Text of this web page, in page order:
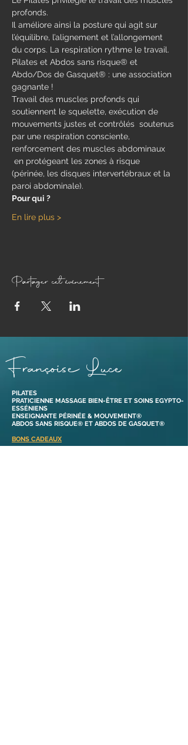
profonds.
Il améliore ainsi la posture qui agit sur
l’équilibre, l’alignement et l’allongement
du corps. La respiration rythme le travail.
Pilates et Abdos sans risque® et
Abdo/Dos de Gasquet® : une association
gagnante !
Travail des muscles profonds qui
soutiennent le squelette, exécution de
mouvements justes et contrôlés  soutenus
par une respiration consciente,
renforcement des muscles abdominaux
en protégeant les zones à risque
(périnée, les disques intervertébraux et la
paroi abdominale).
Pour qui ?
En lire plus >
Partager cet événement
Françoise Luce
PILATES
PRATICIENNE MASSAGE BIEN-ÊTRE ET SOINS EGYPTO-
ESSÉNIENS
ENSEIGNANTE PÉRINÉE & MOUVEMENT®
ABDOS SANS RISQUE® ET ABDOS DE GASQUET®
BONS CADEAUX